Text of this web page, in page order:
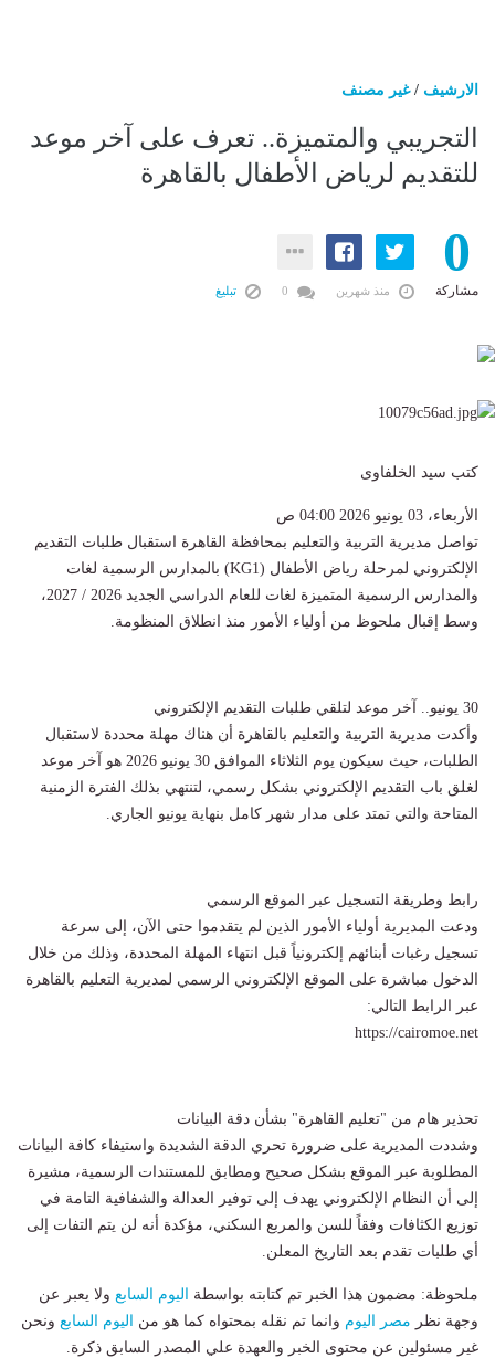
الارشيف /غير مصنف
التجريبي والمتميزة.. تعرف على آخر موعد
للتقديم لرياض الأطفال بالقاهرة
0
مشاركة منذ شهرين تبليغ
كتب سيد الخلفاوى
الأربعاء، 03 يونيو 2026 04:00 ص
​تواصل مديرية التربية والتعليم بمحافظة القاهرة استقبال طلبات التقديم
الإلكتروني لمرحلة رياض الأطفال (KG1) بالمدارس الرسمية لغات
والمدارس الرسمية المتميزة لغات للعام الدراسي الجديد 2026 / 2027،
وسط إقبال ملحوظ من أولياء الأمور منذ انطلاق المنظومة.
​30 يونيو.. آخر موعد لتلقي طلبات التقديم الإلكتروني
​وأكدت مديرية التربية والتعليم بالقاهرة أن هناك مهلة محددة لاستقبال
الطلبات، حيث سيكون يوم الثلاثاء الموافق 30 يونيو 2026 هو آخر موعد
لغلق باب التقديم الإلكتروني بشكل رسمي، لتنتهي بذلك الفترة الزمنية
المتاحة والتي تمتد على مدار شهر كامل بنهاية يونيو الجاري.
​رابط وطريقة التسجيل عبر الموقع الرسمي
​ودعت المديرية أولياء الأمور الذين لم يتقدموا حتى الآن، إلى سرعة
تسجيل رغبات أبنائهم إلكترونياً قبل انتهاء المهلة المحددة، وذلك من خلال
الدخول مباشرة على الموقع الإلكتروني الرسمي لمديرية التعليم بالقاهرة
عبر الرابط التالي:
https://cairomoe.net
​تحذير هام من "تعليم القاهرة" بشأن دقة البيانات
​وشددت المديرية على ضرورة تحري الدقة الشديدة واستيفاء كافة البيانات
المطلوبة عبر الموقع بشكل صحيح ومطابق للمستندات الرسمية، مشيرة
إلى أن النظام الإلكتروني يهدف إلى توفير العدالة والشفافية التامة في
توزيع الكثافات وفقاً للسن والمربع السكني، مؤكدة أنه لن يتم التفات إلى
أي طلبات تقدم بعد التاريخ المعلن.
ملحوظة: مضمون هذا الخبر تم كتابته بواسطة اليوم السابع ولا يعبر عن
وجهة نظر مصر اليوم وانما تم نقله بمحتواه كما هو من اليوم السابع ونحن
غير مسئولين عن محتوى الخبر والعهدة علي المصدر السابق ذكرة.